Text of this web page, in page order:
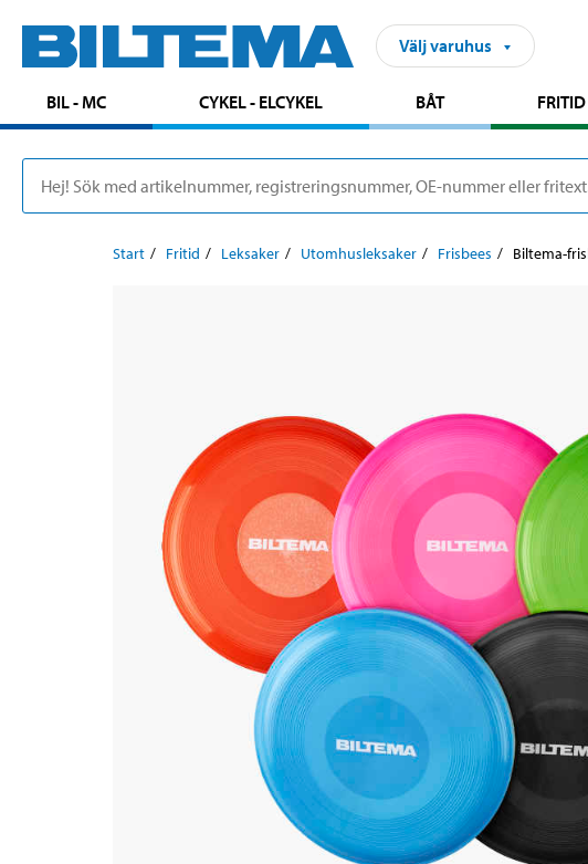
Välj varuhus
BIL - MC CYKEL - ELCYKEL BÅT FRITID
Start Fritid Leksaker Utomhusleksaker Frisbees Biltema-